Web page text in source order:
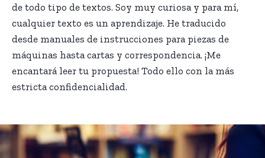
de todo tipo de textos. Soy muy curiosa y para mí,
cualquier texto es un aprendizaje. He traducido
desde manuales de instrucciones para piezas de
máquinas hasta cartas y correspondencia. ¡Me
encantará leer tu propuesta! Todo ello con la más
estricta confidencialidad.